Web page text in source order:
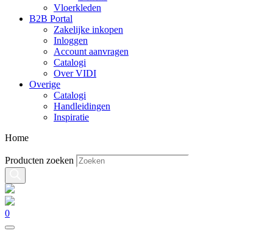
Vloerkleden
B2B Portal
Zakelijke inkopen
Inloggen
Account aanvragen
Catalogi
Over VIDI
Overige
Catalogi
Handleidingen
Inspiratie
Home
Producten zoeken
0